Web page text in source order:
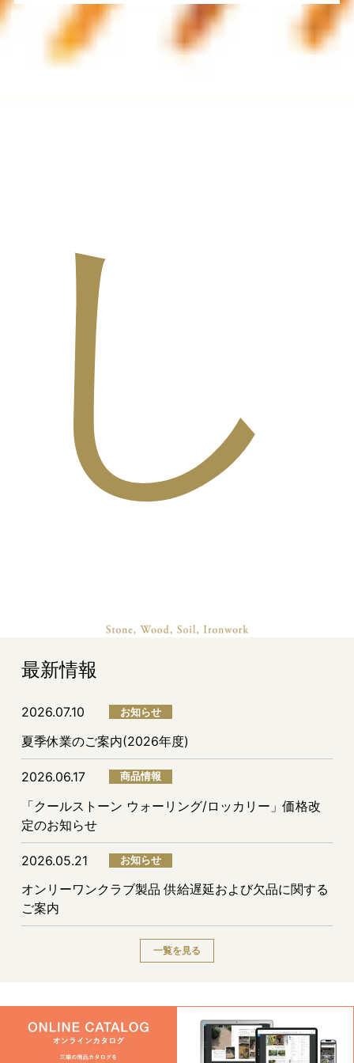
し
最新情報
2026.07.10 お知らせ
夏季休業のご案内(2026年度)
2026.06.17 商品情報
「クールストーン ウォーリング/ロッカリー」価格改
定のお知らせ
2026.05.21 お知らせ
オンリーワンクラブ製品 供給遅延および欠品に関する
ご案内
一覧を見る